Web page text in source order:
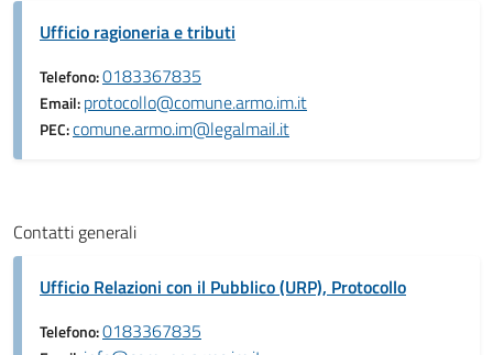
Ufficio ragioneria e tributi
Telefono:0183367835
Email:protocollo@comune.armo.im.it
PEC:comune.armo.im@legalmail.it
Contatti generali
Ufficio Relazioni con il Pubblico (URP), Protocollo
Telefono:0183367835